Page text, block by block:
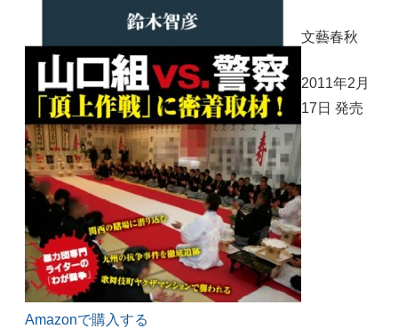
文藝春秋
2011年2月
17日 発売
Amazonで購入する